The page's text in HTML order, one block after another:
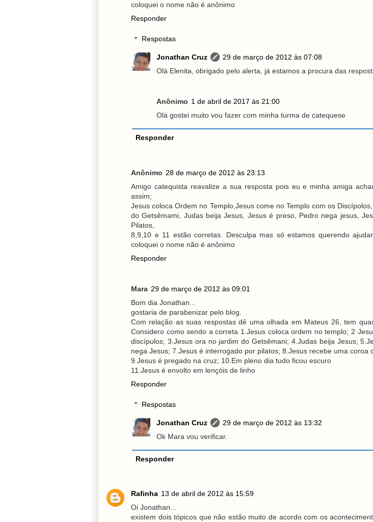
coloquei o nome não é anônimo
Responder
Respostas
Jonathan Cruz
29 de março de 2012 às 07:08
Olá Elenita, obrigado pelo alerta, já estamos a procura das
Anônimo 1 de abril de 2017 às 21:00
Olá gostei muito vou fazer com minha turma de catequese
Responder
Anônimo 28 de março de 2012 às 23:13
Amigo catequista reavalize a sua resposta pois eu e minha amiga
assim;
Jesus coloca Ordem no Templo,Jesus come no Templo com os
do Getsêmami, Judas beija Jesus, Jesus é preso, Pedro nega jesus,
Pilatos,
8,9,10 e 11 estão corretas. Desculpa mas só estamos querendo
coloquei o nome não é anônimo
Responder
Mara 29 de março de 2012 às 09:01
Bom dia Jonathan...
gostaria de parabenizar pelo blog.
Com relação as suas respostas dê uma olhada em Mateus 26, tem
Considero como sendo a correta 1.Jesus coloca ordem no templo; 2
discípulos; 3.Jesus ora no jardim do Getsêmani; 4.Judas beija Jesus;
nega Jesus; 7.Jesus é interrogado por pilatos; 8.Jesus recebe uma coroa
9.Jesus é pregado na cruz; 10.Em pleno dia tudo ficou escuro
11.Jesus é envolto em lençóis de linho
Responder
Respostas
Jonathan Cruz
29 de março de 2012 às 13:32
Ok Mara vou verificar.
Responder
Rafinha 13 de abril de 2012 às 15:59
Oi Jonathan...
existem dois tópicos que não estão muito de acordo com os